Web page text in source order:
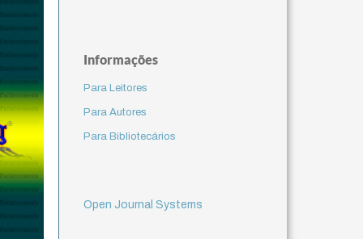
Informações
Para Leitores
Para Autores
Para Bibliotecários
Open Journal Systems